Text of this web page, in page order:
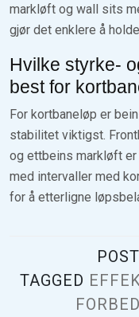
markløft og wall sits
gjør det enklere å
Hvilke styrke-
best for
For kortbaneløp er
stabilitet viktigst.
og ettbeins markløft
med intervaller med
for å etterligne
TAGGED